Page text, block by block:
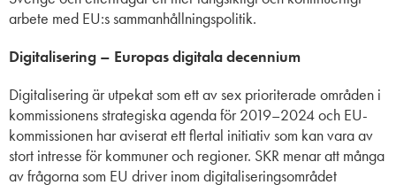
arbete med EU:s sammanhållningspolitik.
Digitalisering – Europas digitala decennium
Digitalisering är utpekat som ett av sex prioriterade områden i
kommissionens strategiska agenda för 2019–2024 och EU-
kommissionen har aviserat ett flertal initiativ som kan vara av
stort intresse för kommuner och regioner. SKR menar att många
av frågorna som EU driver inom digitaliseringsområdet